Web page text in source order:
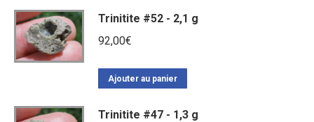
Trinitite #52 - 2,1 g
92,00€
Ajouter au panier
Trinitite #47 - 1,3 g